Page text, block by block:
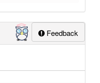
Feedback